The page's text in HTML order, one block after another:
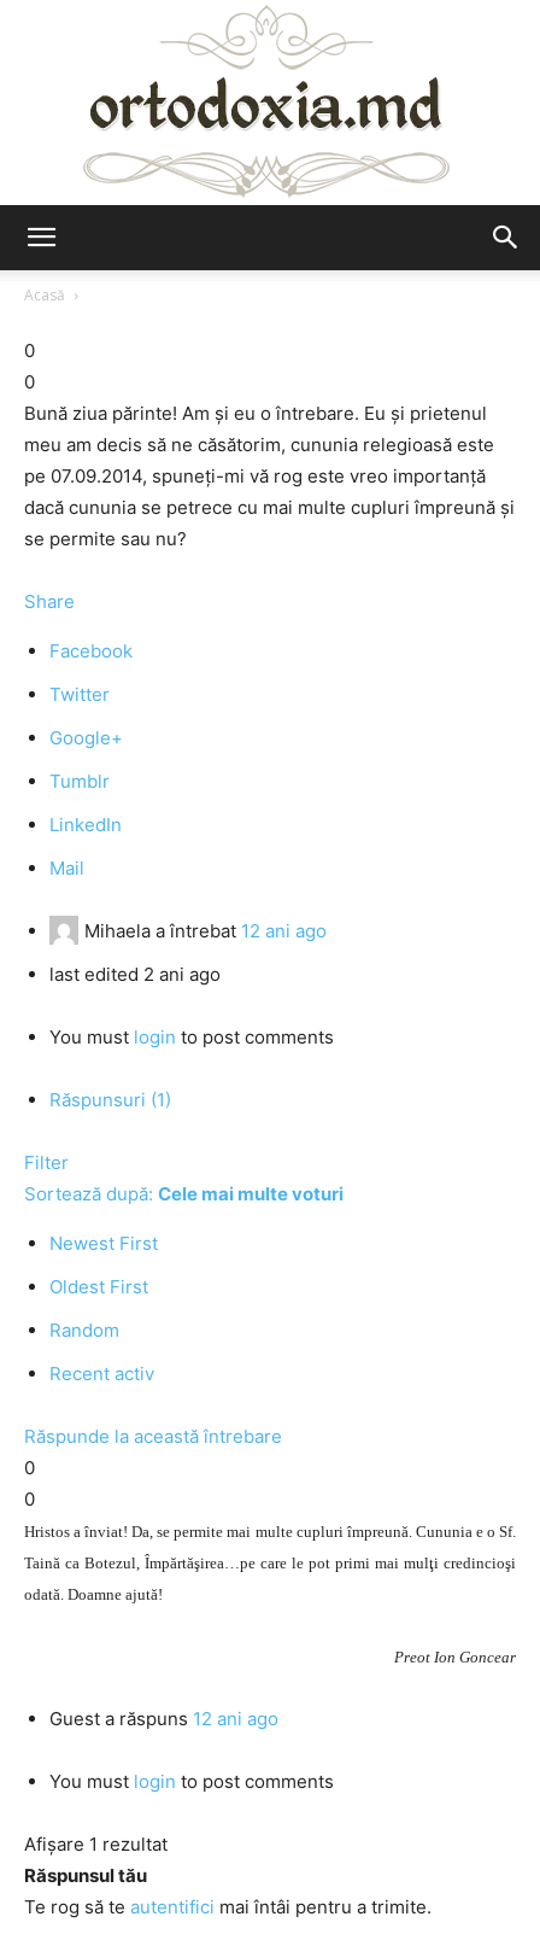
Acasă
0
0
Bună ziua părinte! Am și eu o întrebare. Eu și prietenul
meu am decis să ne căsătorim, cununia relegioasă este
pe 07.09.2014, spuneți-mi vă rog este vreo importanță
dacă cununia se petrece cu mai multe cupluri împreună și
se permite sau nu?
Share
Facebook
Twitter
Google+
Tumblr
LinkedIn
Mail
Mihaela a întrebat 12 ani ago
last edited 2 ani ago
You must login to post comments
Răspunsuri (1)
Filter
Sortează după: Cele mai multe voturi
Newest First
Oldest First
Random
Recent activ
Răspunde la această întrebare
0
0
Hristos a înviat! Da, se permite mai multe cupluri împreună. Cununia e o Sf.
Taină ca Botezul, Împărtăşirea…pe care le pot primi mai mulţi credincioşi
odată. Doamne ajută!
Preot Ion Goncear
Guest a răspuns 12 ani ago
You must login to post comments
Afișare 1 rezultat
Răspunsul tău
Te rog să te autentifici mai întâi pentru a trimite.